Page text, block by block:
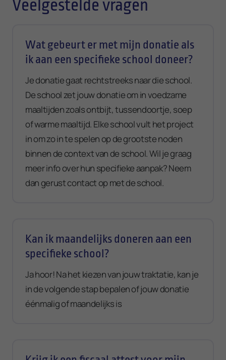
Veelgestelde vragen
Wat gebeurt er met mijn donatie als
ik aan een specifieke school doneer?
Je donatie gaat rechtstreeks naar die school.
De school zet jouw donatie om in voedzame
maaltijden zoals ontbijt, tussendoortje, soep
of warme maaltijd. Elke school vult het project
in om zo in te spelen op de grootste noden
binnen de context van de school. Wil je graag
meer info over hun specifieke aanpak? Neem
dan gerust contact op met de school.
Kan ik maandelijks doneren aan een
specifieke school?
Ja hoor! Na het kiezen van jouw traktatie, kan je
in de volgende stap bepalen of jouw donatie
éénmalig of maandelijks is